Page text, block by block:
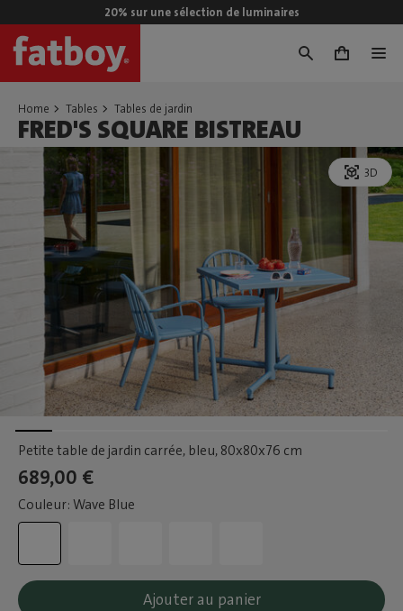
20% sur une sélection de luminaires
0
Home Tables Tables de jardin
FRED'S SQUARE BISTREAU
3D
Petite table de jardin carrée, bleu, 80x80x76 cm
689,00 €
Couleur: Wave Blue
Ajouter au panier